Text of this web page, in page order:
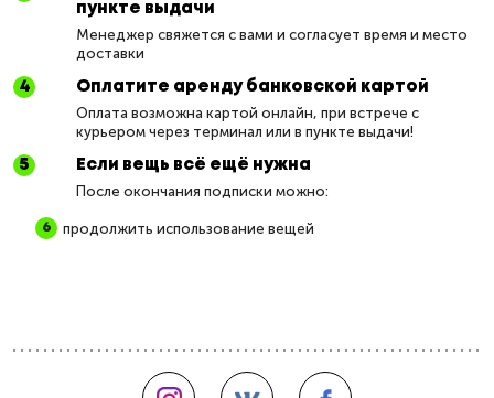
пункте выдачи
Менеджер свяжется с вами и согласует время и место
доставки
Оплатите аренду банковской картой
Оплата возможна картой онлайн, при встрече с
курьером через терминал или в пункте выдачи!
Если вещь всё ещё нужна
После окончания подписки можно:
продолжить использование вещей